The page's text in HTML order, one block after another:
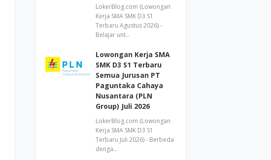
LokerBlog.com (Lowongan
Kerja SMA SMK D3 S1
Terbaru Agustus 2026) -
Belajar unt…
Lowongan Kerja SMA
SMK D3 S1 Terbaru
Semua Jurusan PT
Paguntaka Cahaya
Nusantara (PLN
Group) Juli 2026
LokerBlog.com (Lowongan
Kerja SMA SMK D3 S1
Terbaru Juli 2026) - Berbeda
denga…